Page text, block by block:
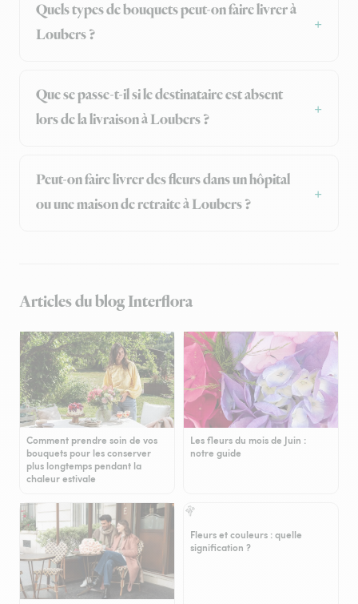
Quels types de bouquets peut-on faire livrer à
Loubers ?
Que se passe-t-il si le destinataire est absent
lors de la livraison à Loubers ?
Peut-on faire livrer des fleurs dans un hôpital
ou une maison de retraite à Loubers ?
Articles du blog Interflora
Comment prendre soin de vos
bouquets pour les conserver
plus longtemps pendant la
chaleur estivale
Les fleurs du mois de Juin :
notre guide
Fleurs et couleurs : quelle
signification ?